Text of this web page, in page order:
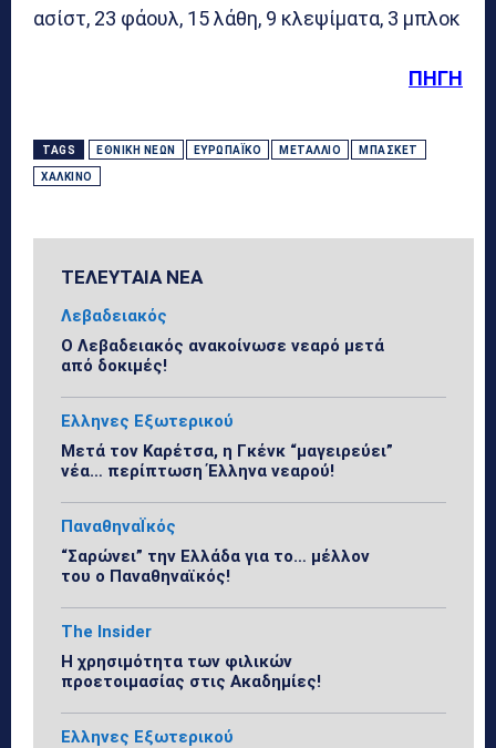
ασίστ, 23 φάουλ, 15 λάθη, 9 κλεψίματα, 3 μπλοκ
ΠΗΓΗ
TAGS ΕΘΝΙΚΉ ΝΈΩΝ ΕΥΡΩΠΑΪΚΌ ΜΕΤΆΛΛΙΟ ΜΠΆΣΚΕΤ
ΧΆΛΚΙΝΟ
ΤΕΛΕΥΤΑΙΑ ΝΕΑ
Λεβαδειακός
Ο Λεβαδειακός ανακοίνωσε νεαρό μετά
από δοκιμές!
Ελληνες Εξωτερικού
Μετά τον Καρέτσα, η Γκένκ “μαγειρεύει”
νέα… περίπτωση Έλληνα νεαρού!
ΠαναθηναΪκός
“Σαρώνει” την Ελλάδα για το… μέλλον
του ο Παναθηναϊκός!
The Insider
Η χρησιμότητα των φιλικών
προετοιμασίας στις Ακαδημίες!
Ελληνες Εξωτερικού